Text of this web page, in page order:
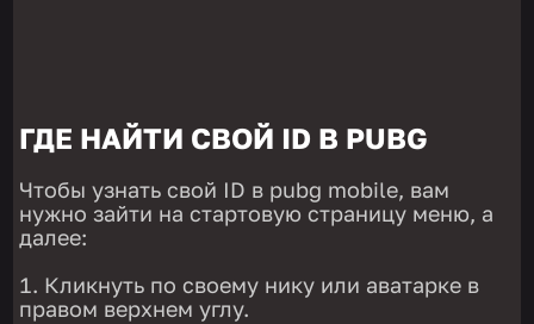
ГДЕ НАЙТИ СВОЙ ID В PUBG
Чтобы узнать свой ID в pubg mobile, вам
нужно зайти на стартовую страницу меню, а
далее:
Кликнуть по своему нику или аватарке в
правом верхнем углу.